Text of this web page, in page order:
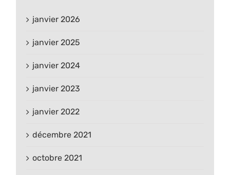
janvier 2026
janvier 2025
janvier 2024
janvier 2023
janvier 2022
décembre 2021
octobre 2021